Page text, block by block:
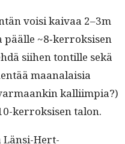
voisi kaivaa 2–3m
~8‑kerroksisen
siihen ton­tille sekä
maanalaisia
kalli­impia?)
ker­roksisen talon.
Län­si-Hert­